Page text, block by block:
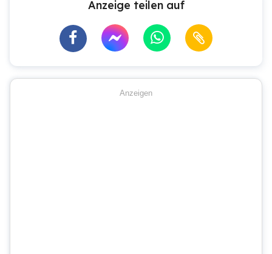
Anzeige teilen auf
Anzeigen